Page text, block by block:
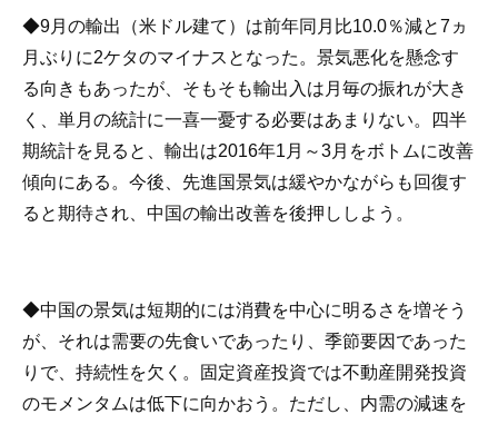
◆9月の輸出（米ドル建て）は前年同月比10.0％減と7ヵ
月ぶりに2ケタのマイナスとなった。景気悪化を懸念す
る向きもあったが、そもそも輸出入は月毎の振れが大き
く、単月の統計に一喜一憂する必要はあまりない。四半
期統計を見ると、輸出は2016年1月～3月をボトムに改善
傾向にある。今後、先進国景気は緩やかながらも回復す
ると期待され、中国の輸出改善を後押ししよう。
◆中国の景気は短期的には消費を中心に明るさを増そう
が、それは需要の先食いであったり、季節要因であった
りで、持続性を欠く。固定資産投資では不動産開発投資
のモメンタムは低下に向かおう。ただし、内需の減速を